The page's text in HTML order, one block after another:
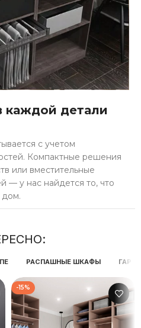
каждой детали
с учетом
Компактные решения
или вместительные
— у нас найдется то, что
дом.
РАСПАШНЫЕ ШКАФЫ
-15%